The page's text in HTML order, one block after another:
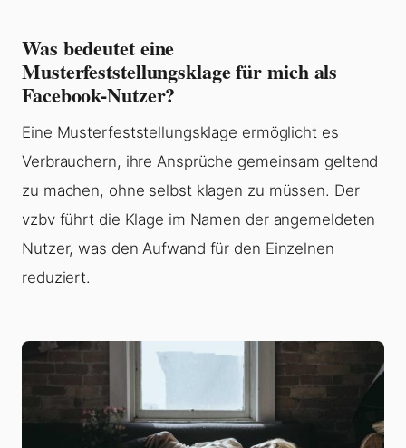
Was bedeutet eine
Musterfeststellungsklage für mich als
Facebook-Nutzer?
Eine Musterfeststellungsklage ermöglicht es
Verbrauchern, ihre Ansprüche gemeinsam geltend
zu machen, ohne selbst klagen zu müssen. Der
vzbv führt die Klage im Namen der angemeldeten
Nutzer, was den Aufwand für den Einzelnen
reduziert.